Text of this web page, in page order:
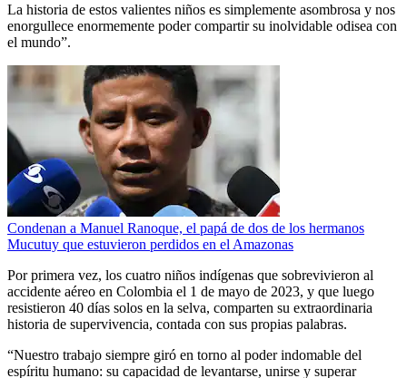
La historia de estos valientes niños es simplemente asombrosa y nos
enorgullece enormemente poder compartir su inolvidable odisea con
el mundo”.
Condenan a Manuel Ranoque, el papá de dos de los hermanos
Mucutuy que estuvieron perdidos en el Amazonas
Por primera vez, los cuatro niños indígenas que sobrevivieron al
accidente aéreo en Colombia el 1 de mayo de 2023, y que luego
resistieron 40 días solos en la selva, comparten su extraordinaria
historia de supervivencia, contada con sus propias palabras.
“Nuestro trabajo siempre giró en torno al poder indomable del
espíritu humano: su capacidad de levantarse, unirse y superar